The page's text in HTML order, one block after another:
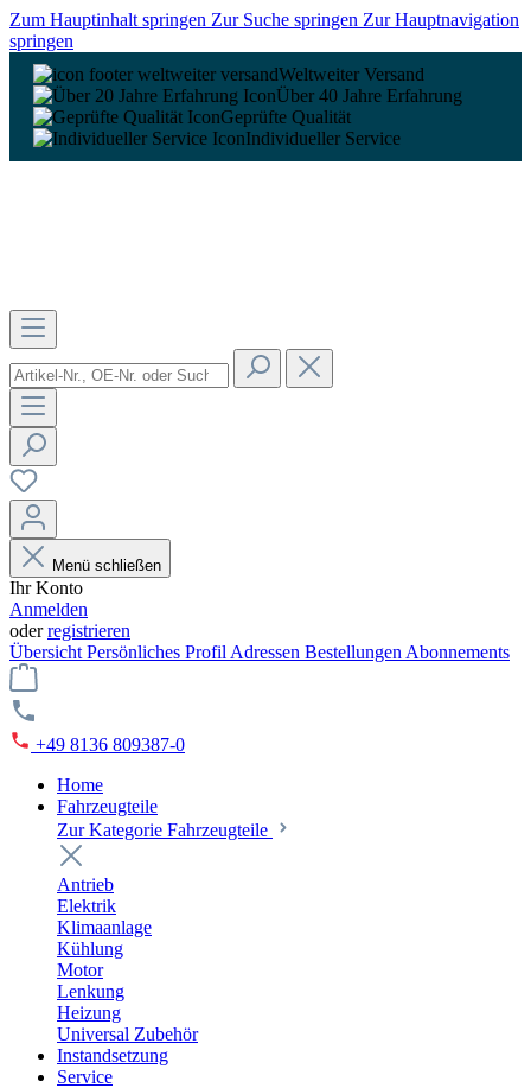
Zum Hauptinhalt springen Zur Suche springen Zur Hauptnavigation
springen
Weltweiter Versand
Über 40 Jahre Erfahrung
Geprüfte Qualität
Individueller Service
Menü schließen
Ihr Konto
Anmelden
oderregistrieren
Übersicht Persönliches Profil Adressen Bestellungen Abonnements
+49 8136 809387-0
Home
Fahrzeugteile
Zur Kategorie Fahrzeugteile
Antrieb
Elektrik
Klimaanlage
Kühlung
Motor
Lenkung
Heizung
Universal Zubehör
Instandsetzung
Service